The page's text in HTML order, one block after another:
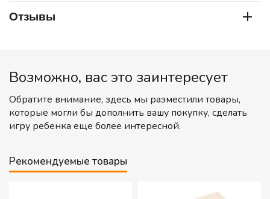
Отзывы
Возможно, вас это заинтересует
Обратите внимание, здесь мы разместили товары,
которые могли бы дополнить вашу покупку, сделать
игру ребенка еще более интересной.
Рекомендуемые товары